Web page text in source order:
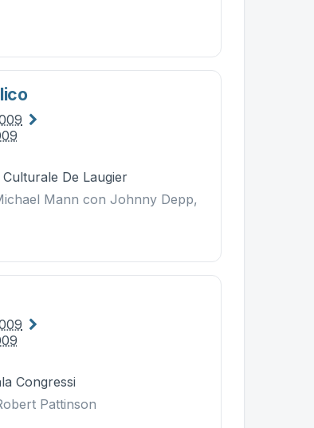
De Laugier
Mann con Johnny Depp,
Congressi
Pattinson